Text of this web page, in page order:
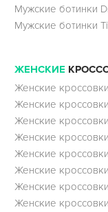
Мужские ботинки
Мужские ботинки
ЖЕНСКИЕ
Женские
Женские
Женские
Женские
Женские
Женские
Женские
Женские